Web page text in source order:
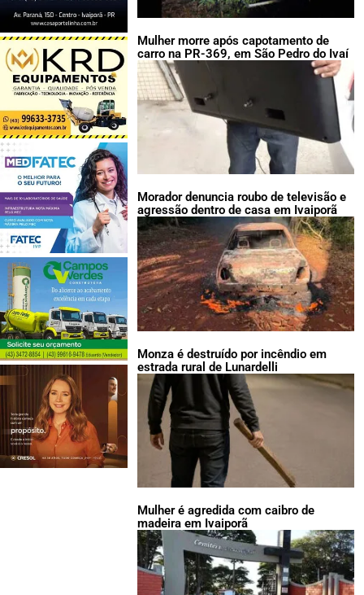
Mulher morre após capotamento de
carro na PR-369, em São Pedro do Ivaí
Morador denuncia roubo de televisão e
agressão dentro de casa em Ivaiporã
Monza é destruído por incêndio em
estrada rural de Lunardelli
Mulher é agredida com caibro de
madeira em Ivaiporã